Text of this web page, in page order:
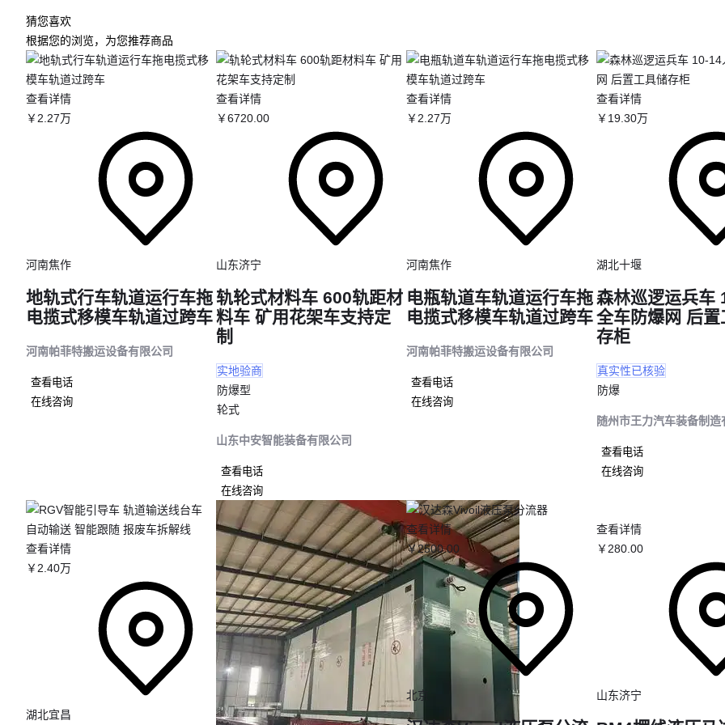
机械式分动箱：通过齿轮组硬连接前后轴，适合需要恒定四驱的越
转弯半径大
液力耦合系统
：自动调节前后轴扭矩，常见于需要频繁切换地形的
电子多片离合器
：响应速度快，但持续重载易过热，更适合城市
关键部件如 四驱控制系统
的选择更重要——矿山车需要手动机械
滑，而工程运输车更适合自动感应式差速锁。
三、矿山重载、消防应急、工程运输分别需要什
驱配置？
矿山场景
动力储备：玉柴4108中冷增压发动机+法士特变速箱组合
防护设计：加厚锰钢箱体+矿山专用钢丝胎
典型代表：自卸式宽体矿用车，载重可达33吨
消防场景
动力响应：电控系统优先保障水泵功率输出
通过性：短轴距设计配合大角度接近/离去角
：蓝牌电动消防车，射程25米以上
扩展性：预留液压接口支持多种工程属具
典型代表：四驱爆破器材运输车，配备德纳驱动桥
四、买了四驱车才发现还要配这些？
四轮驱动系统的高负荷运作会暴露配套需求：
传动维护：每500小时需检查分动箱齿轮油，重载工况要缩短至300
悬挂强化
：矿用车建议升级 四驱车悬挂系统
应急工具
：随车携带轮边千斤顶和轮胎防滑链
五、为什么同样的四驱车，有人用5年有人用2年
操作习惯直接影响四驱系统寿命：
猜您喜欢
根据您的浏览，为您推荐商品
查看详情
￥ 2 .27万
河南焦作
地轨式行车轨道运行车拖
电揽式移模车轨道过跨车
河南帕菲特搬运设备有限公司
查看电话
在线咨询
查看详情
￥6720 .00
山东济宁
轨轮式材料车 600轨距材
料车 矿用花架车支持定
制
实地验商
防爆型
轮式
山东中安智能装备有限公司
查看电话
在线咨询
查看详情
￥ 2 .27万
河南焦作
电瓶轨道车轨道运行车拖
电揽式移模车轨道过跨车
河南帕菲特搬运设备有限公司
查看电话
在线咨询
查看详情
￥ 19 .30万
湖北十堰
森林巡逻运兵车
全车防爆网 后置
存柜
真实性已核验
防爆
随州市王力汽车装备制造
查看电话
在线咨询
查看详情
￥ 2 .40万
湖北宜昌
查看详情
￥2500.00
北京
查看详情
￥ 280 .00
山东济宁